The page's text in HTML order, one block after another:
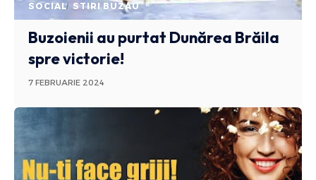
SOCIAL STIRI BUZAU
Buzoienii au purtat Dunărea Brăila
spre victorie!
7 FEBRUARIE 2024